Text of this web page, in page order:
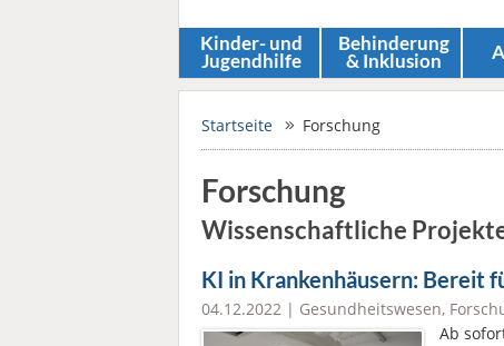
Kinder- und
Jugendhilfe
Behinderung
& Inklusion
Startseite Forschung
Forschung
Wissenschaftliche
KI in Krankenhäusern: Bereit
04.12.2022 | Gesundheitswesen,
Ab